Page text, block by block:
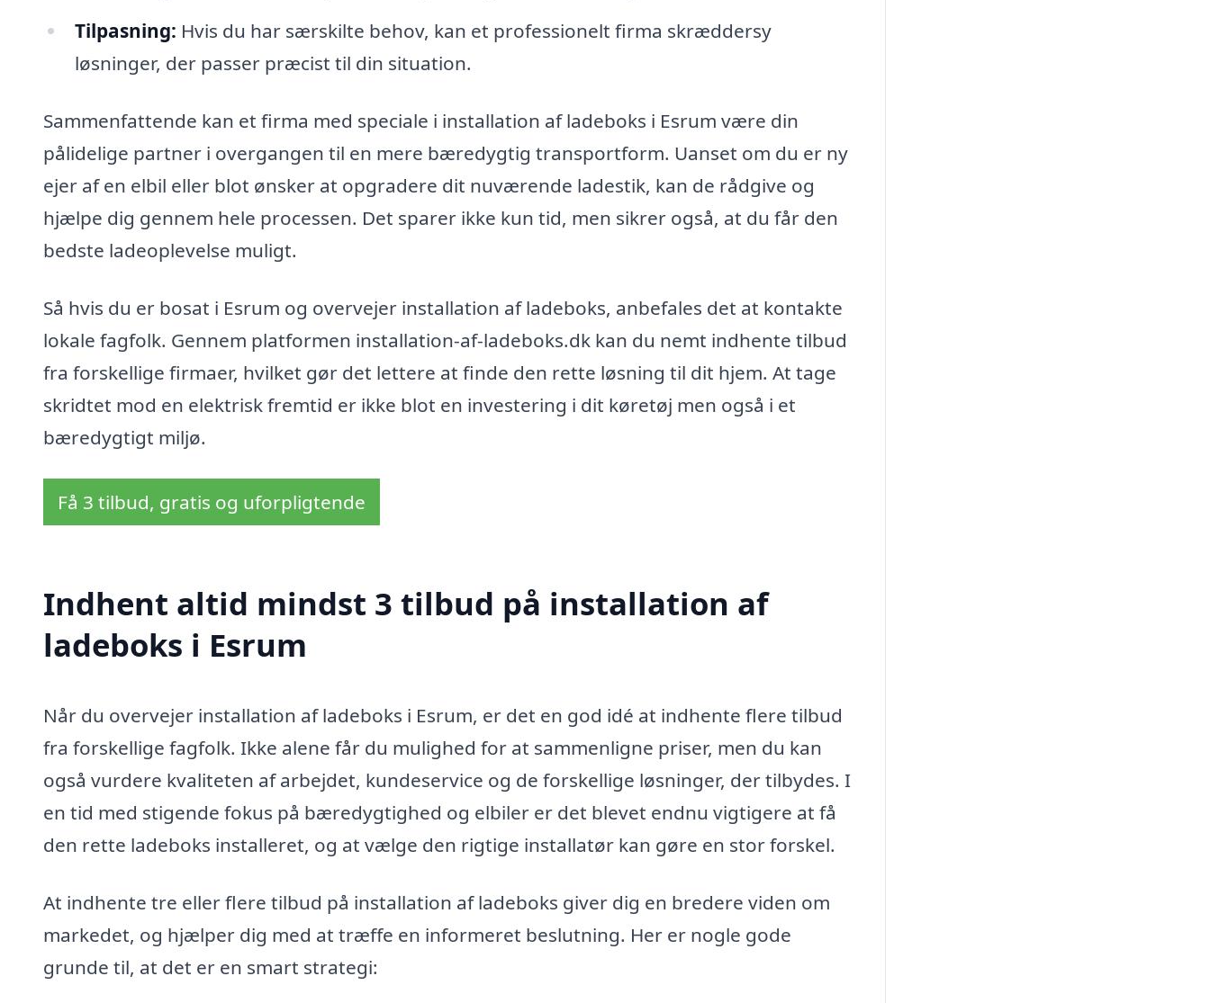
Tilpasning: Hvis du har særskilte behov, kan et professionelt firma skræddersy
løsninger, der passer præcist til din situation.
Sammenfattende kan et firma med speciale i installation af ladeboks i Esrum være din
pålidelige partner i overgangen til en mere bæredygtig transportform. Uanset om du er ny
ejer af en elbil eller blot ønsker at opgradere dit nuværende ladestik, kan de rådgive og
hjælpe dig gennem hele processen. Det sparer ikke kun tid, men sikrer også, at du får den
bedste ladeoplevelse muligt.
Så hvis du er bosat i Esrum og overvejer installation af ladeboks, anbefales det at kontakte
lokale fagfolk. Gennem platformen installation-af-ladeboks.dk kan du nemt indhente tilbud
fra forskellige firmaer, hvilket gør det lettere at finde den rette løsning til dit hjem. At tage
skridtet mod en elektrisk fremtid er ikke blot en investering i dit køretøj men også i et
bæredygtigt miljø.
Få 3 tilbud, gratis og uforpligtende
Indhent altid mindst 3 tilbud på installation af
ladeboks i Esrum
Når du overvejer installation af ladeboks i Esrum, er det en god idé at indhente flere tilbud
fra forskellige fagfolk. Ikke alene får du mulighed for at sammenligne priser, men du kan
også vurdere kvaliteten af arbejdet, kundeservice og de forskellige løsninger, der tilbydes. I
en tid med stigende fokus på bæredygtighed og elbiler er det blevet endnu vigtigere at få
den rette ladeboks installeret, og at vælge den rigtige installatør kan gøre en stor forskel.
At indhente tre eller flere tilbud på installation af ladeboks giver dig en bredere viden om
markedet, og hjælper dig med at træffe en informeret beslutning. Her er nogle gode
grunde til, at det er en smart strategi: